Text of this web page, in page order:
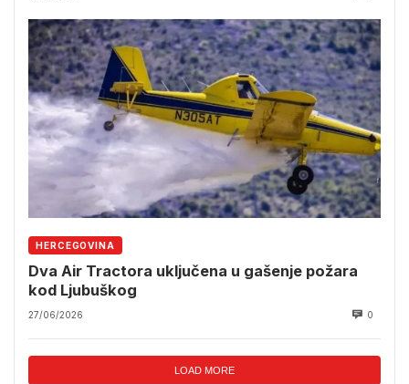
HERCEGOVINA
Dva Air Tractora uključena u gašenje požara
kod Ljubuškog
27/06/2026 0
LOAD MORE